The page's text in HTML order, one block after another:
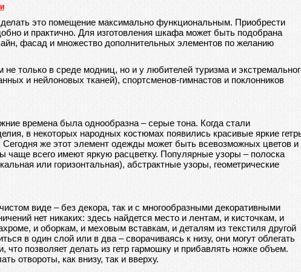
это помещение максимально функциональным. Приобрести
и практично. Для изготовления шкафа может быть подобрана
фасад и множество дополнительных элементов по желанию
не только в среде модниц, но и у любителей туризма и
и нейлоновых тканей), спортсменов-гимнастов и поклонников
времена была однообразна – серые тона. Когда стали
в некоторых народных костюмах появились красивые яркие
Сегодня же этот элемент одежды может быть всевозможных цветов и
чаще всего имеют яркую расцветку. Популярные узоры – полоска
или горизонтальная), абстрактные узоры, геометрические
виде – без декора, так и с многообразными декоративными
нет никаких: здесь найдется место и лентам, и кисточкам, и
и оборкам, и меховым вставкам, и деталям из текстиля другой
в один слой или в два – сворачиваясь к низу, они могут облегать
что позволяет делать из гетр гармошку и прибавлять ножке объем.
отвороты, как внизу, так и вверху.